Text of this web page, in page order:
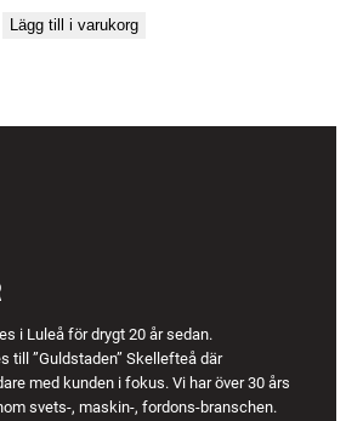
Lägg till i varukorg
i Luleå för drygt 20 år sedan.
till ”Guldstaden” Skellefteå där
med kunden i fokus. Vi har över 30 års
svets-, maskin-, fordons-branschen.